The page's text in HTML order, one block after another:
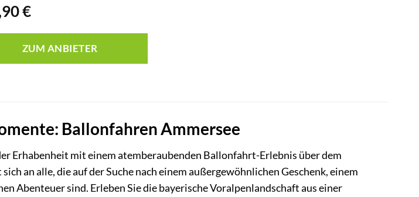
€
ZUM ANBIETER
Ballonfahren Ammersee
Erhabenheit mit einem atemberaubenden Ballonfahrt-Erlebnis über dem
an alle, die auf der Suche nach einem außergewöhnlichen Geschenk, einem
Abenteuer sind. Erleben Sie die bayerische Voralpenlandschaft aus einer